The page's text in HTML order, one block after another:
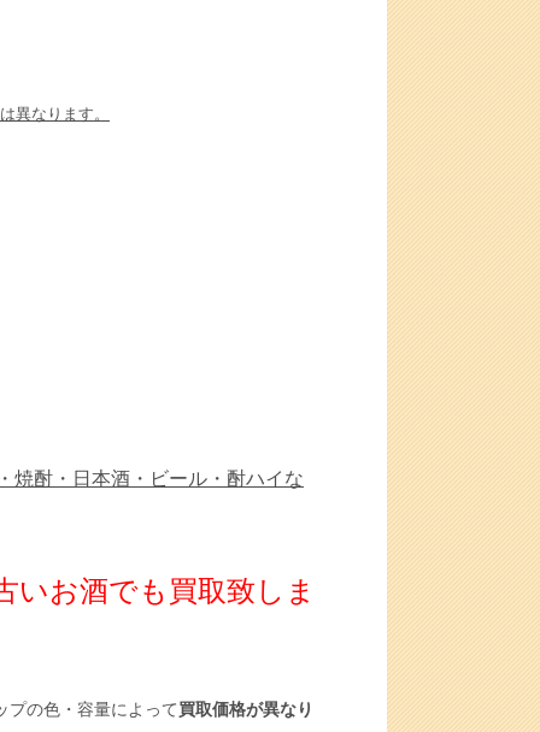
異なります。
焼酎・日本酒・ビール・酎ハイな
いお酒でも買取致しま
の色・容量によって買取価格が異なり